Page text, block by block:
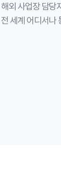
해외 사업장 담당
전 세계 어디서나